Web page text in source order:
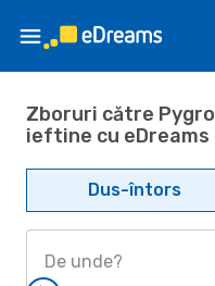
Zboruri către
ieftine cu eDreams
Dus-întors
De unde?